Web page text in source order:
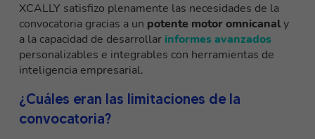
XCALLY satisfizo plenamente las necesidades de la
convocatoria gracias a un potente motor omnicanaly
a la capacidad de desarrollar informes avanzados
personalizables e integrables con herramientas de
inteligencia empresarial.
¿Cuáles eran las limitaciones de la
convocatoria?